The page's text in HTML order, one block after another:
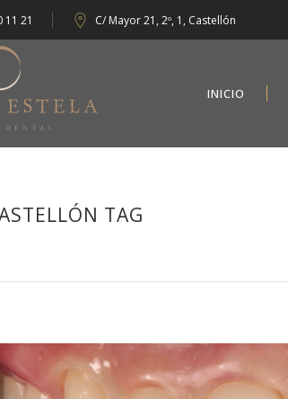
11 21 C/ Mayor 21, 2º, 1, Castellón
INICIO
TAG